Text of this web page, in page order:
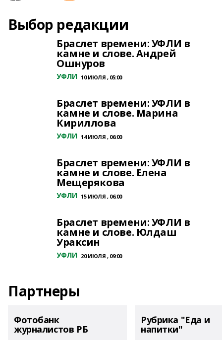
Выбор редакции
Браслет времени: УФЛИ в
камне и слове. Андрей
Ошнуров
УФЛИ 10 ИЮЛЯ , 05:00
Браслет времени: УФЛИ в
камне и слове. Марина
Кириллова
УФЛИ 14 ИЮЛЯ , 06:00
Браслет времени: УФЛИ в
камне и слове. Елена
Мещерякова
УФЛИ 15 ИЮЛЯ , 06:00
Браслет времени: УФЛИ в
камне и слове. Юлдаш
Ураксин
УФЛИ 20 ИЮЛЯ , 09:00
Партнеры
Фотобанк
журналистов РБ
Рубрика "Еда и
напитки"